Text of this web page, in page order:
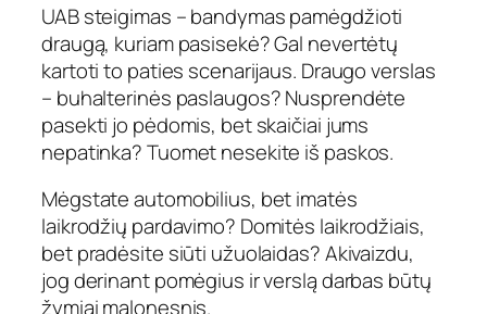
UAB steigimas – bandymas pamėgdžioti
draugą, kuriam pasisekė? Gal nevertėtų
kartoti to paties scenarijaus. Draugo verslas
– buhalterinės paslaugos? Nusprendėte
pasekti jo pėdomis, bet skaičiai jums
nepatinka? Tuomet nesekite iš paskos.
Mėgstate automobilius, bet imatės
laikrodžių pardavimo? Domitės laikrodžiais,
bet pradėsite siūti užuolaidas? Akivaizdu,
jog derinant pomėgius ir verslą darbas būtų
žymiai malonesnis.